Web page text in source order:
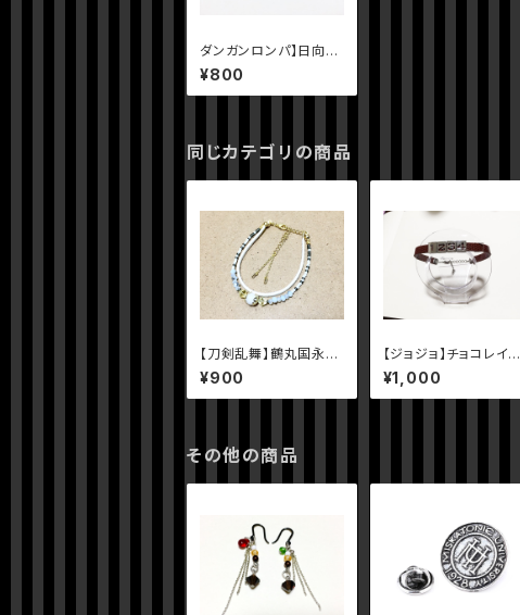
ダンガンロンパ】日向創
イメージブレスレット
¥800
同じカテゴリの商品
【刀剣乱舞】鶴丸国永イ
メージブレスレット
¥900
【ジョジョ】チョコレイト・
ディスコ イメージ皮ブ
レスレット
¥1,000
その他の商品